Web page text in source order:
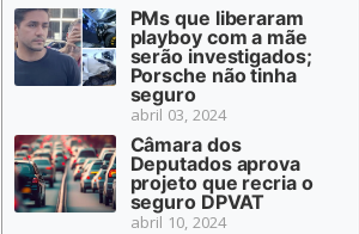
PMs que liberaram
playboy com a mãe
serão investigados;
Porsche não tinha
seguro
abril 03, 2024
Câmara dos
Deputados aprova
projeto que recria o
seguro DPVAT
abril 10, 2024